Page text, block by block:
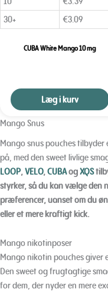
30+
€3.09
CUBA White Mango 10 mg
Læg i kurv
Mango Snus
Mango snus pouches
på, med den sweet livlige
LOOP,VELO,CUBAogXQS
styrker, så du kan vælge den
præferencer, uanset om du
eller et mere kraftigt kick.
Mango nikotinposer
Mango nikotin pouches giver
Den sweet og frugtagtige
for dem, der nyder en mere